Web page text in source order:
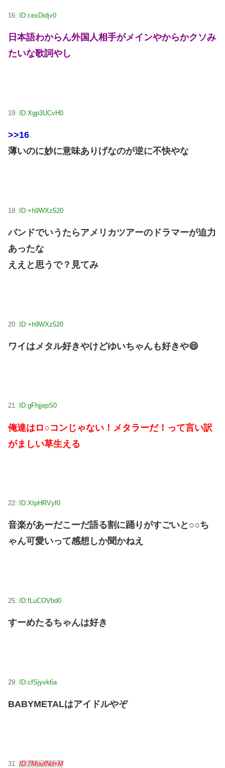
16: ID:cexDidjv0
日本語わからん外国人相手がメインやからかクソみ
たいな歌詞やし
19: ID:Xgp3UCvH0
>>16
薄いのに妙に意味ありげなのが逆に不快やな
18: ID:+h9WXz520
バンドでいうたらアメリカツアーのドラマーが迫力
あったな
ええと思うで？見てみ
20: ID:+h9WXz520
ワイはメタル好きやけどゆいちゃんも好きや😄
21: ID:gFhjjepS0
俺達はロ○コンじゃない！メタラーだ！って言い訳
がましい草生える
22: ID:XIpHRVyf0
音楽があーだこーだ語る割に踊りがすごいと○○ち
ゃん可愛いって感想しか聞かねえ
25: ID:fLuCOVbd0
すーめたるちゃんは好き
29: ID:cfSjyvk6a
BABYMETALはアイドルやぞ
31: ID:7MoufNd+M